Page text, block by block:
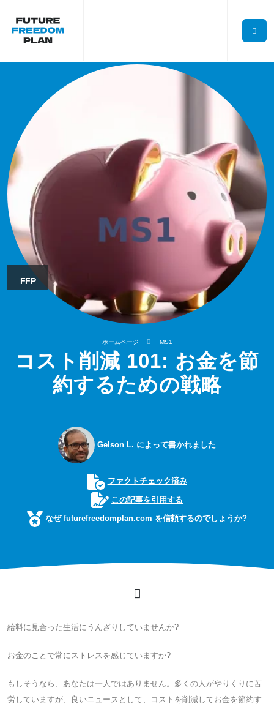
FFP
ホームページ MS1
コスト削減 101: お金を節
約するための戦略
Gelson L. によって書かれました
ファクトチェック済み
この記事を引用する
なぜ futurefreedomplan.com を信頼するのでしょうか?
給料に見合った生活にうんざりしていませんか?
お金のことで常にストレスを感じていますか?
もしそうなら、あなたは一人ではありません。多くの人がやりくりに苦
労していますが、良いニュースとして、コストを削減してお金を節約す